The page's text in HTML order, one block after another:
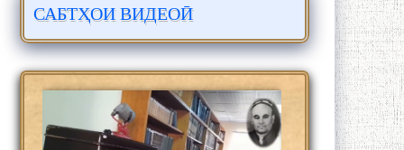
САБТҲОИ ВИДЕОӢ
Сайре дар Осорхона Муҳаммадҷон
Раҳимӣ